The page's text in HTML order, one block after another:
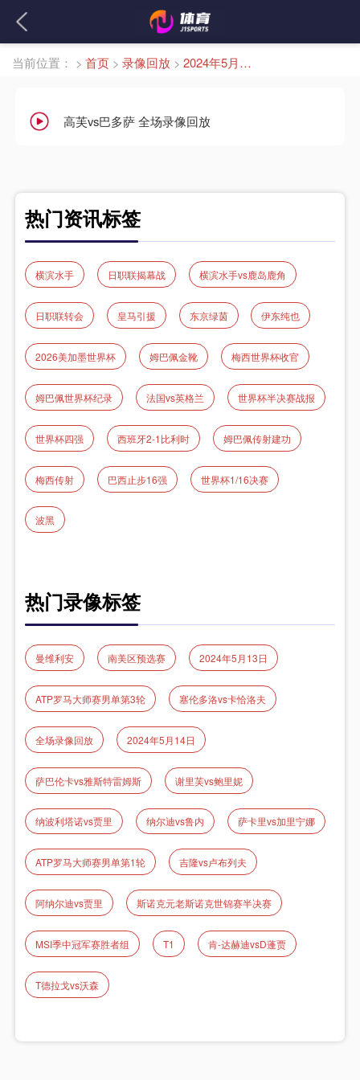
当前位置： > 首页 > 录像回放 > 2024年5月14日
高芙vs巴多萨 全场录像回放
热门资讯标签
横滨水手 日职联揭幕战 横滨水手vs鹿岛鹿角
日职联转会 皇马引援 东京绿茵 伊东纯也
2026美加墨世界杯 姆巴佩金靴 梅西世界杯收官
姆巴佩世界杯纪录 法国vs英格兰 世界杯半决赛战报
世界杯四强 西班牙2-1比利时 姆巴佩传射建功
梅西传射 巴西止步16强 世界杯1/16决赛
波黑
热门录像标签
曼维利安 南美区预选赛 2024年5月13日
ATP罗马大师赛男单第3轮 塞伦多洛vs卡恰洛夫
全场录像回放 2024年5月14日
萨巴伦卡vs雅斯特雷姆斯 谢里芙vs鲍里妮
纳波利塔诺vs贾里 纳尔迪vs鲁内 萨卡里vs加里宁娜
ATP罗马大师赛男单第1轮 吉隆vs卢布列夫
阿纳尔迪vs贾里 斯诺克元老斯诺克世锦赛半决赛
MSI季中冠军赛胜者组 T1 肯-达赫迪vsD蓬贾
T德拉戈vs沃森